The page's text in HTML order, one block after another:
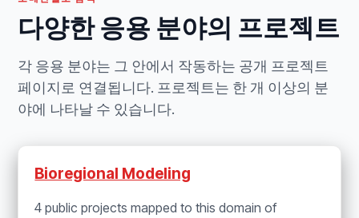
다양한 응용 분야의 프로젝트
각 응용 분야는 그 안에서 작동하는 공개 프로젝트
페이지로 연결됩니다. 프로젝트는 한 개 이상의 분
야에 나타날 수 있습니다.
Bioregional Modeling
4 public projects mapped to this domain of